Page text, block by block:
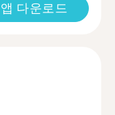
앱 다운로드